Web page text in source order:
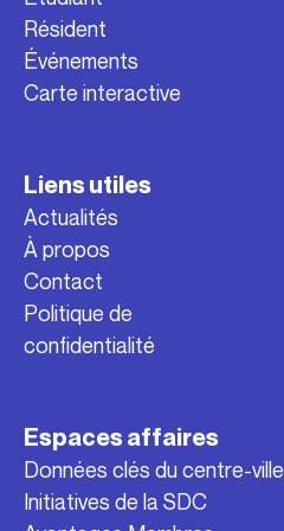
Résident
Événements
Carte interactive
Liens utiles
Actualités
À propos
Contact
Politique de
confidentialité
Espaces affaires
Données clés du centre-ville
Initiatives de la SDC